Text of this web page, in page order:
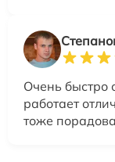
Очень быстро
работает
тоже